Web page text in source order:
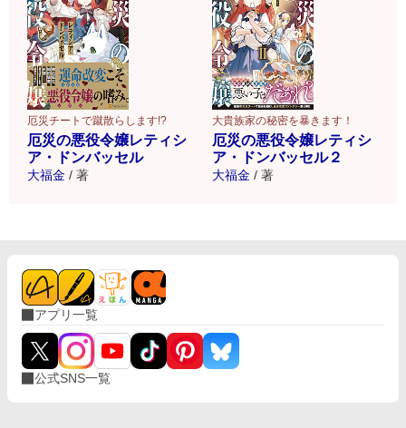
厄災チートで蹴散らします!?
厄災の悪役令嬢レティシ
ア・ドンバッセル
大福金 / 著
大貴族家の秘密を暴きます！
厄災の悪役令嬢レティシ
ア・ドンバッセル２
大福金 / 著
アプリ一覧
公式SNS一覧